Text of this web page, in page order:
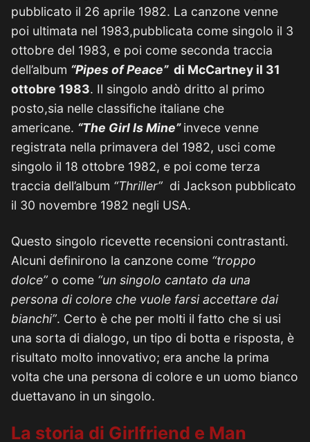
pubblicato il 26 aprile 1982. La canzone venne
poi ultimata nel 1983,pubblicata come singolo il 3
ottobre del 1983, e poi come seconda traccia
dell’album “Pipes of Peace” di McCartney il 31
ottobre 1983. Il singolo andò dritto al primo
posto,sia nelle classifiche italiane che
americane. “The Girl Is Mine” invece venne
registrata nella primavera del 1982, usci come
singolo il 18 ottobre 1982, e poi come terza
traccia dell’album “Thriller” di Jackson pubblicato
il 30 novembre 1982 negli USA.
Questo singolo ricevette recensioni contrastanti.
Alcuni definirono la canzone come “troppo
dolce” o come “un singolo cantato da una
persona di colore che vuole farsi accettare dai
bianchi”. Certo è che per molti il fatto che si usi
una sorta di dialogo, un tipo di botta e risposta, è
risultato molto innovativo; era anche la prima
volta che una persona di colore e un uomo bianco
duettavano in un singolo.
La storia di Girlfriend e Man